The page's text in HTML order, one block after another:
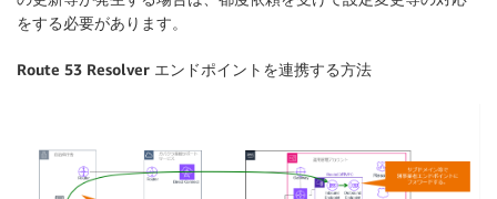
をする必要があります。
Route 53 Resolver エンドポイントを連携する方法